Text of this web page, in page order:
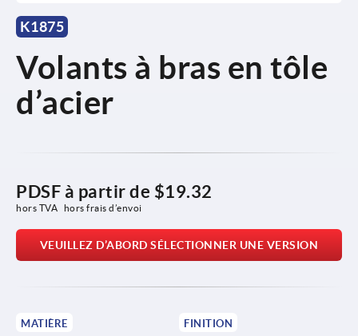
K1875
Volants à bras en tôle
d’acier
PDSF à partir de $19.32
hors TVA hors frais d’envoi
VEUILLEZ D’ABORD SÉLECTIONNER UNE VERSION
MATIÈRE FINITION